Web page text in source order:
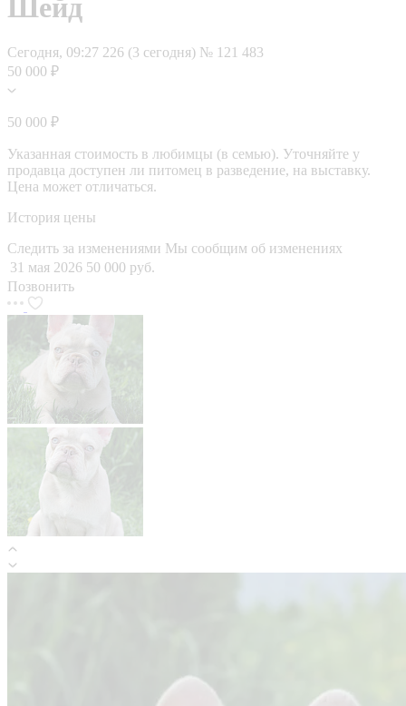
Шейд
Сегодня, 09:27 226 (3 сегодня) № 121 483
50 000 ₽
50 000 ₽
Указанная стоимость в любимцы (в семью). Уточняйте у
продавца доступен ли питомец в разведение, на выставку.
Цена может отличаться.
История цены
Следить за изменениями Мы сообщим об изменениях
31 мая 2026 50 000 руб.
Позвонить